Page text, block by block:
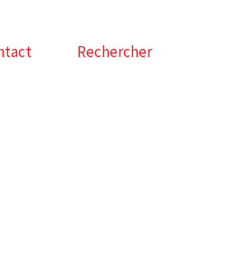
Rechercher